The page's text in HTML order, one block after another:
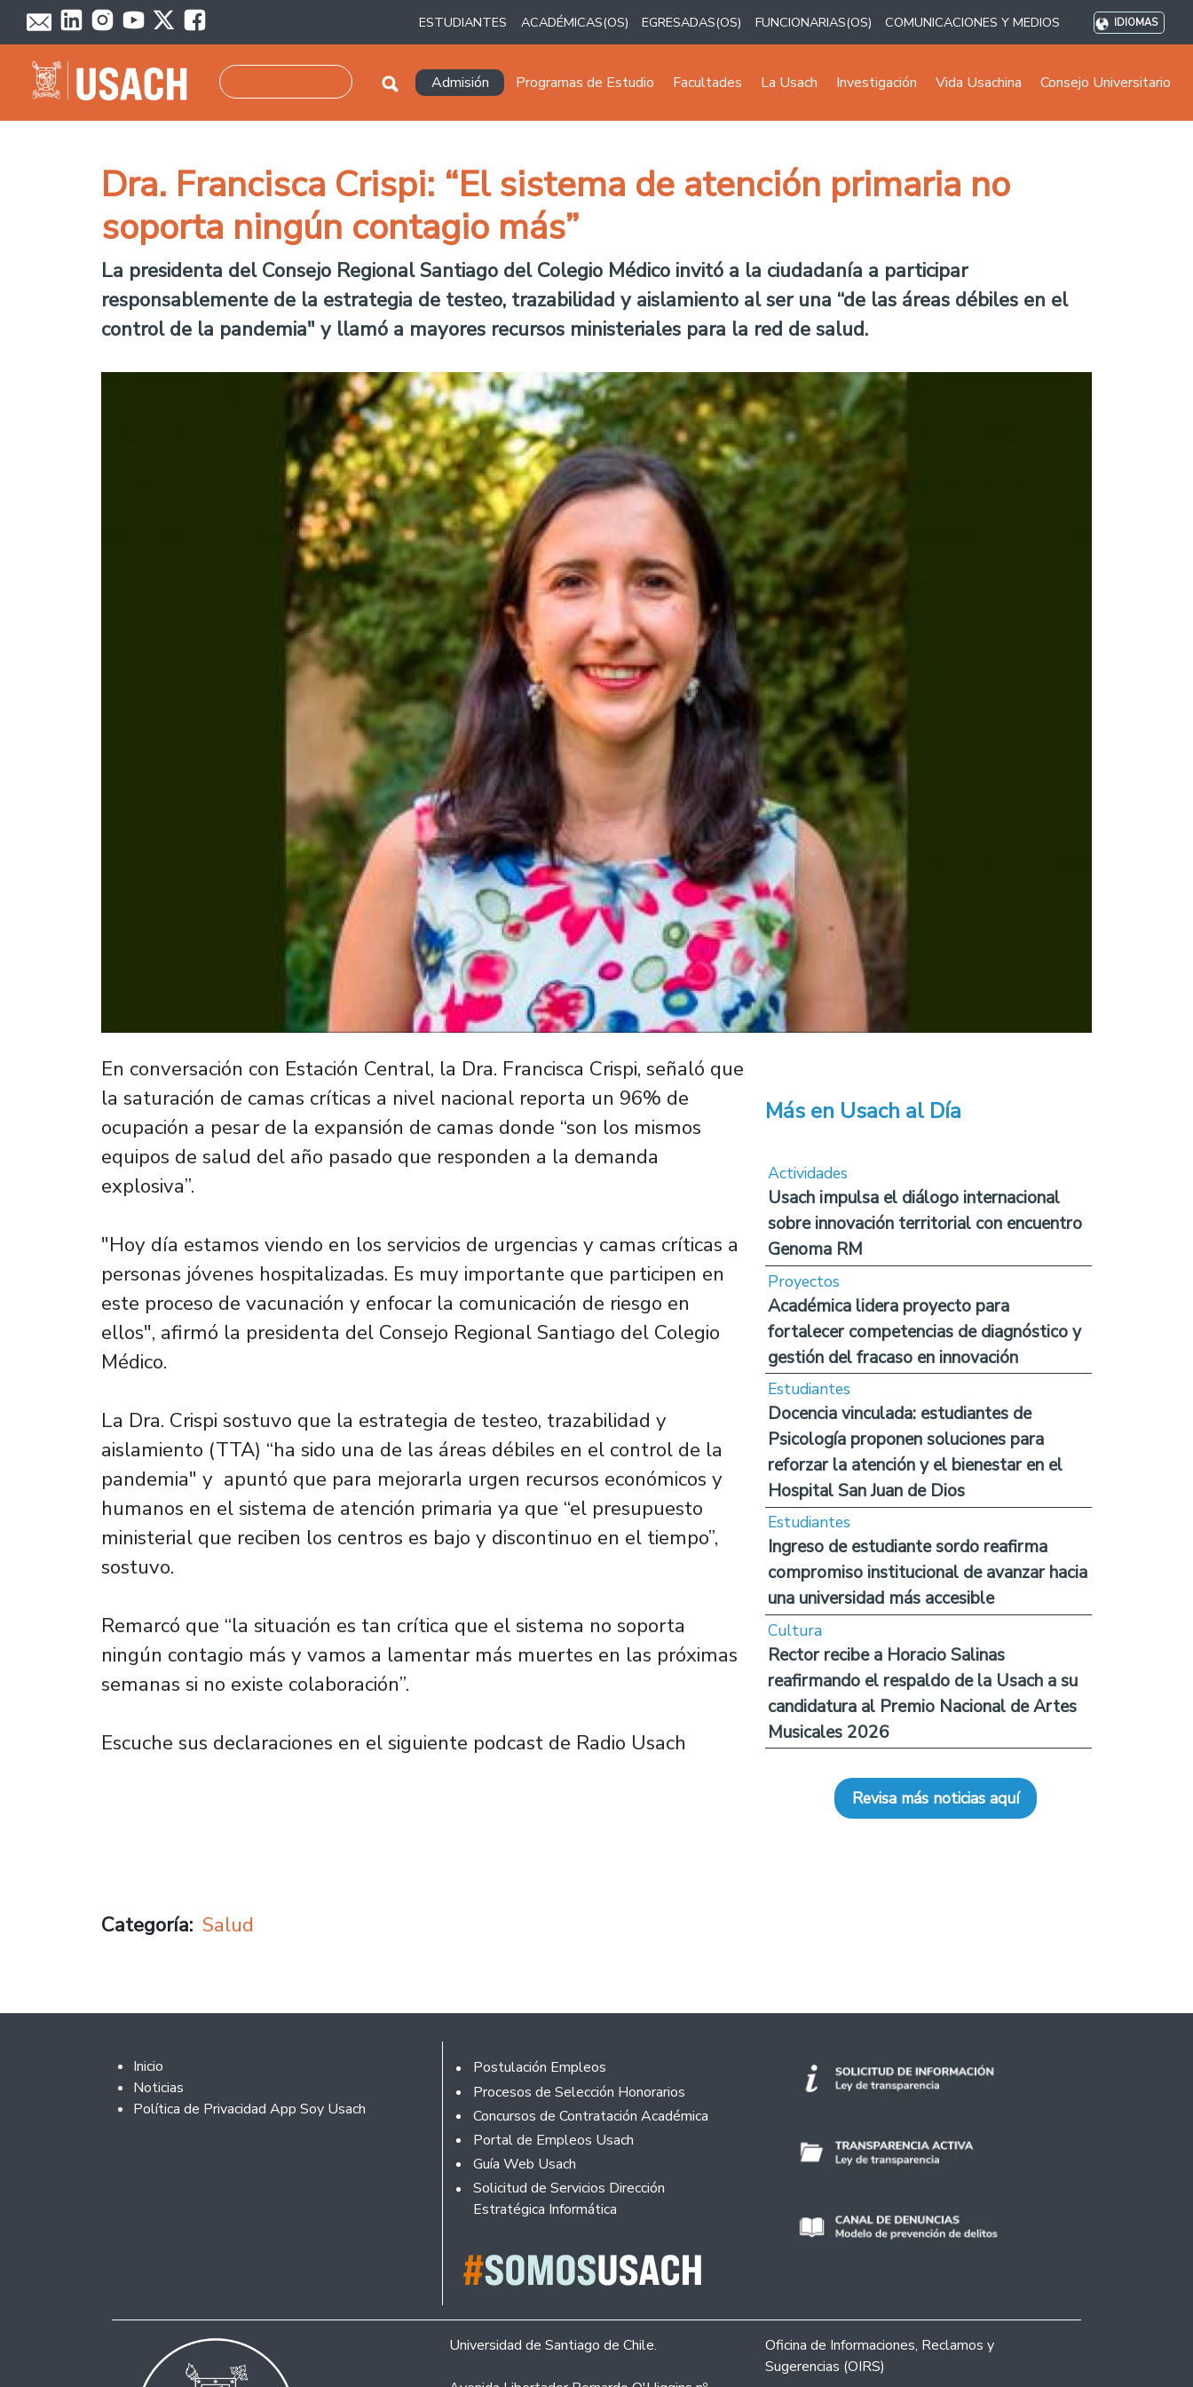
Pasar al contenido principal
ESTUDIANTES ACADÉMICAS(OS) EGRESADAS(OS) FUNCIONARIAS(OS) COMUNICACIONES Y MEDIOS IDIOMAS
Navegación principal
Admisión Programas de Estudio Facultades La Usach Investigación Vida Usachina Consejo Universitario
Dra. Francisca Crispi: “El sistema de atención primaria no
soporta ningún contagio más”
La presidenta del Consejo Regional Santiago del Colegio Médico invitó a la ciudadanía a participar
responsablemente de la estrategia de testeo, trazabilidad y aislamiento al ser una “de las áreas débiles en el
control de la pandemia" y llamó a mayores recursos ministeriales para la red de salud.
En conversación con Estación Central, la Dra. Francisca Crispi, señaló que
la saturación de camas críticas a nivel nacional reporta un 96% de
ocupación a pesar de la expansión de camas donde “son los mismos
equipos de salud del año pasado que responden a la demanda
explosiva”.
"Hoy día estamos viendo en los servicios de urgencias y camas críticas a
personas jóvenes hospitalizadas. Es muy importante que participen en
este proceso de vacunación y enfocar la comunicación de riesgo en
ellos", afirmó la presidenta del Consejo Regional Santiago del Colegio
Médico.
La Dra. Crispi sostuvo que la estrategia de testeo, trazabilidad y
aislamiento (TTA) “ha sido una de las áreas débiles en el control de la
pandemia" y apuntó que para mejorarla urgen recursos económicos y
humanos en el sistema de atención primaria ya que “el presupuesto
ministerial que reciben los centros es bajo y discontinuo en el tiempo”,
sostuvo.
Remarcó que “la situación es tan crítica que el sistema no soporta
ningún contagio más y vamos a lamentar más muertes en las próximas
semanas si no existe colaboración”.
Escuche sus declaraciones en el siguiente podcast de Radio Usach
Categoría Salud
Más en Usach al Día
Actividades
Usach impulsa el diálogo internacional
sobre innovación territorial con encuentro
Genoma RM
Proyectos
Académica lidera proyecto para
fortalecer competencias de diagnóstico y
gestión del fracaso en innovación
Estudiantes
Docencia vinculada: estudiantes de
Psicología proponen soluciones para
reforzar la atención y el bienestar en el
Hospital San Juan de Dios
Estudiantes
Ingreso de estudiante sordo reafirma
compromiso institucional de avanzar hacia
una universidad más accesible
Cultura
Rector recibe a Horacio Salinas
reafirmando el respaldo de la Usach a su
candidatura al Premio Nacional de Artes
Musicales 2026
Revisa más noticias aquí
Footer 2
Inicio
Noticias
Política de Privacidad App Soy Usach
Footer
Postulación Empleos
Procesos de Selección Honorarios
Concursos de Contratación Académica
Portal de Empleos Usach
Guía Web Usach
Solicitud de Servicios Dirección
Estratégica Informática
Universidad de Santiago de Chile.
Oficina de Informaciones, Reclamos y
Sugerencias (OIRS)